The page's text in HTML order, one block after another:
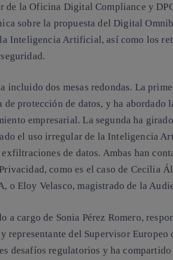
la Oficina Digital Compliance y
sobre la propuesta del Digital
Inteligencia Artificial, así como los
incluido dos mesas redondas. La
de protección de datos, y ha
empresarial. La segunda ha
el uso irregular de la Inteligencia
de datos. Ambas han
como es el caso de Cecilia
o Eloy Velasco, magistrado de la
cargo de Sonia Pérez Romero,
del Supervisor Europeo
desafíos regulatorios y ha